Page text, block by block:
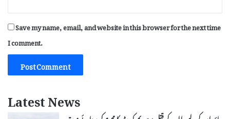
Save my name, email, and website in this browser for the next time
I comment.
Latest News